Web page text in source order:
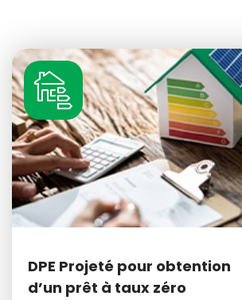
DPE Projeté pour obtention
d’un prêt à taux zéro